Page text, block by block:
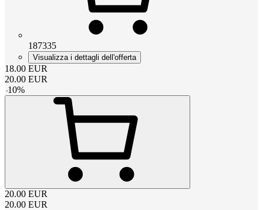
187335
Visualizza i dettagli dell'offerta
18.00 EUR
20.00 EUR
-10%
20.00 EUR
20.00 EUR